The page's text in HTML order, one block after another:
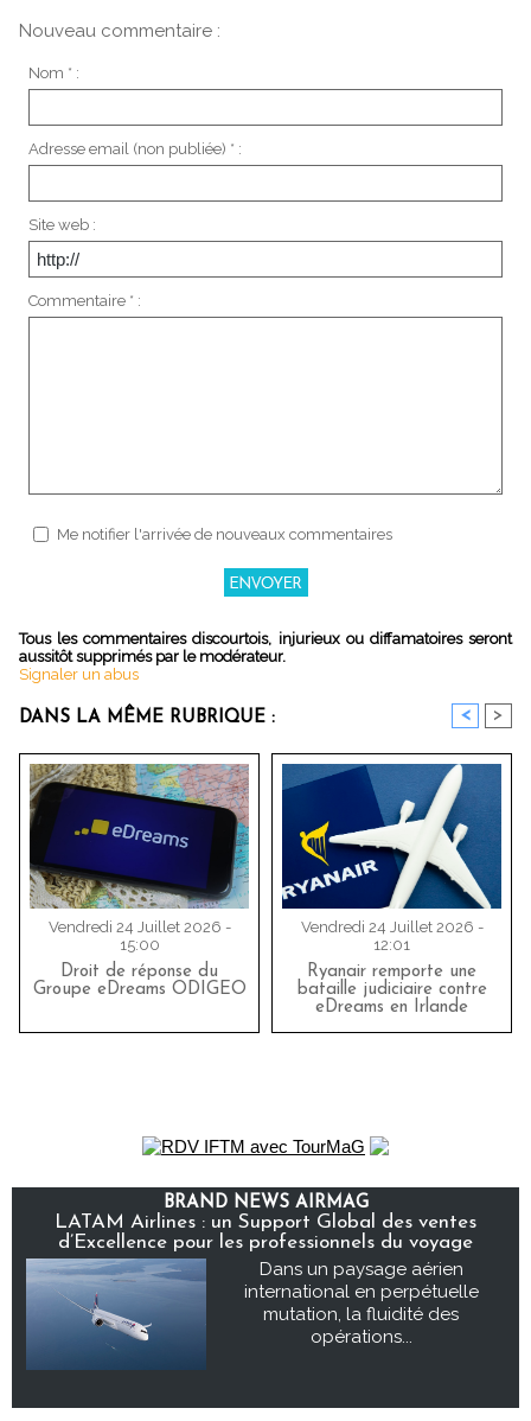
Nouveau commentaire :
Nom * :
Adresse email (non publiée) * :
Site web :
Commentaire * :
Me notifier l'arrivée de nouveaux commentaires
Tous les commentaires discourtois, injurieux ou diffamatoires seront
aussitôt supprimés par le modérateur.
Signaler un abus
DANS LA MÊME RUBRIQUE : < >
Vendredi 24 Juillet 2026 -
15:00
Droit de réponse du
Groupe eDreams ODIGEO
Vendredi 24 Juillet 2026 -
12:01
Ryanair remporte une
bataille judiciaire contre
eDreams en Irlande
BRAND NEWS AIRMAG
LATAM Airlines : un Support Global des ventes
d’Excellence pour les professionnels du voyage
Dans un paysage aérien
international en perpétuelle
mutation, la fluidité des
opérations...